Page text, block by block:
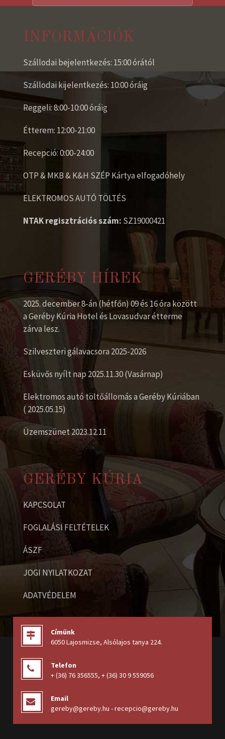
INFORMÁCIÓK
Szállodai bejelentkezés: 15:00 órától
Szállodai kijelentkezés: 10:00 óráig
Reggeli: 8:00-10:00 óráig
Étterem: 12:00-21:00
Recepció: 0:00-24:00
OTP & MKB & K&H SZÉP Kártya elfogadóhely
ELEKTROMOS AUTÓ TÖLTÉS
NTAK regisztrációs szám: SZ19000421
GERÉBY HÍREK
2025. december 8-án (hétfőn) 09 és 16 óra között
a Geréby Kúria Hotel és Lovasudvar étterme
zárva lesz.
Szilveszteri gálavacsora 2025-2026
Esküvős nyílt nap 2025.11.30 (Vasárnap)
Elektromos autó töltőállomás a Geréby Kúriában
( 2025.05.15)
Üzemszünet 2023.12.11
GERÉBY KÚRIA
KAPCSOLAT
FOGLALÁSI FELTÉTELEK
ÁSZF
JOGI NYILATKOZAT
ADATVÉDELEM
Címünk
6050 Lajosmizse, Alsólajos tanya 224.
Telefon
+ (36) 76 356555, + (36) 30 9 559056
Email
gereby@gereby.hu - recepcio@gereby.hu